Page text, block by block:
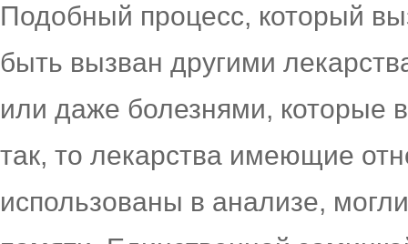
Подобный процесс, который
быть вызван другими
или даже болезнями, которые
так, то лекарства имеющие
использованы в анализе,